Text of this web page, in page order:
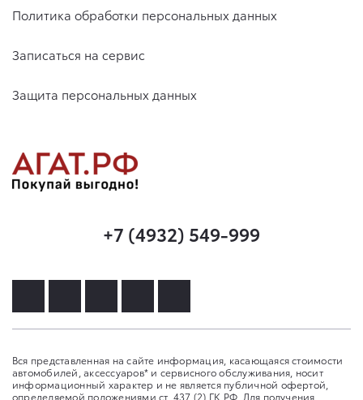
Политика обработки персональных данных
Записаться на сервис
Защита персональных данных
+7 (4932) 549-999
Вся представленная на сайте информация, касающаяся стоимости
автомобилей, аксессуаров* и сервисного обслуживания, носит
информационный характер и не является публичной офертой,
определяемой положениями ст. 437 (2) ГК РФ. Для получения